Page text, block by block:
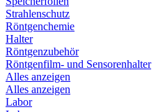
Strahlenschutz
Röntgenchemie
Halter
Röntgenzubehör
Röntgenfilm- und Sensorenhalter
Alles anzeigen
Alles anzeigen
Labor